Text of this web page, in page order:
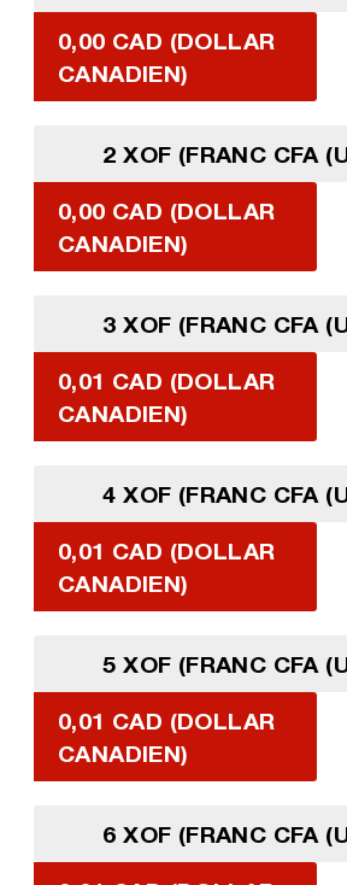
0,00 CAD (DOLLAR
CANADIEN)
2 XOF (FRANC CFA
0,00 CAD (DOLLAR
CANADIEN)
3 XOF (FRANC CFA
0,01 CAD (DOLLAR
CANADIEN)
4 XOF (FRANC CFA
0,01 CAD (DOLLAR
CANADIEN)
5 XOF (FRANC CFA
0,01 CAD (DOLLAR
CANADIEN)
6 XOF (FRANC CFA